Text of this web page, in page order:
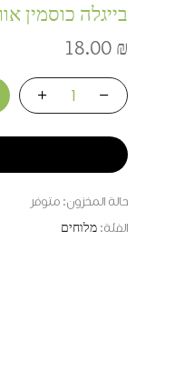
בייגלה כוסמין
18.00 ₪
حالة المخزون: متوفر
الفئة: מלוחים